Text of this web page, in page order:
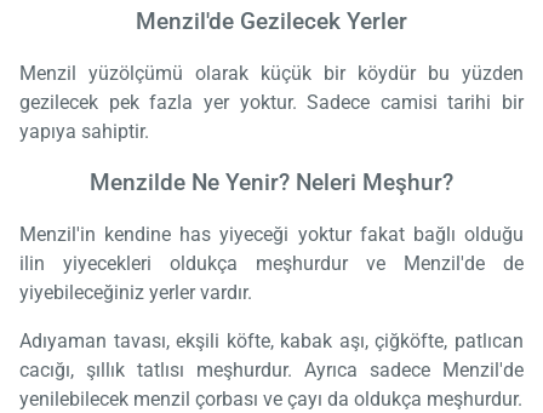
Menzil'de Gezilecek Yerler
Menzil yüzölçümü olarak küçük bir köydür bu yüzden
gezilecek pek fazla yer yoktur. Sadece camisi tarihi bir
yapıya sahiptir.
Menzilde Ne Yenir? Neleri Meşhur?
Menzil'in kendine has yiyeceği yoktur fakat bağlı olduğu
ilin yiyecekleri oldukça meşhurdur ve Menzil'de de
yiyebileceğiniz yerler vardır.
Adıyaman tavası, ekşili köfte, kabak aşı, çiğköfte, patlıcan
cacığı, şıllık tatlısı meşhurdur. Ayrıca sadece Menzil'de
yenilebilecek menzil çorbası ve çayı da oldukça meşhurdur.